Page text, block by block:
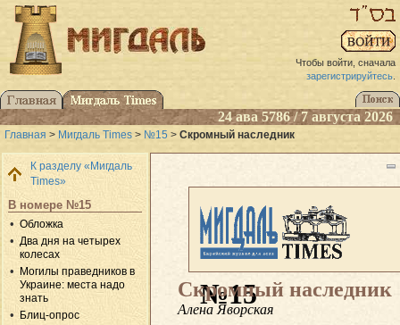
Чтобы войти, сначала
зарегистрируйтесь.
24 ава 5786 / 7 августа 2026
Главная > Мигдаль Times > №15 > Скромный наследник
К разделу «Мигдаль
Times»
В номере №15
Обложка
Два дня на четырех
колесах
Могилы праведников в
Украине: места надо
знать
Блиц-опрос
№15
Скромный наследник
Алена Яворская